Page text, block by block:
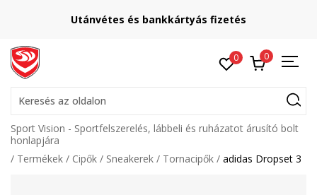
Utánvétes és bankkártyás fizetés
0 0
Keresés az oldalon
Sport Vision - Sportfelszerelés, lábbeli és ruházatot árusító bolt
honlapjára
Termékek
Cipők Sneakerek Tornacipők adidas Dropset 3